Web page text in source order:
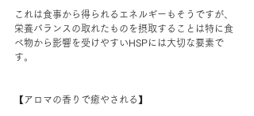
これは食事から得られるエネルギーもそうですが、
栄養バランスの取れたものを摂取することは特に食
べ物から影響を受けやすいHSPには大切な要素で
す。
【アロマの香りで癒やされる】